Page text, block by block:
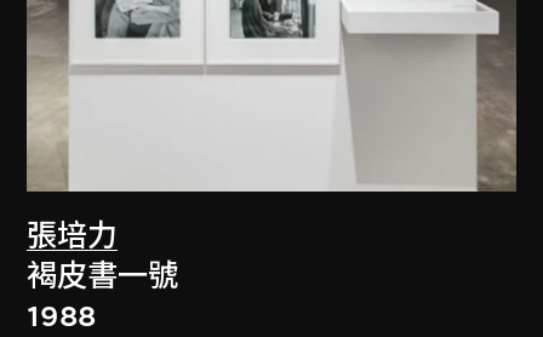
張培力
褐皮書一號
1988